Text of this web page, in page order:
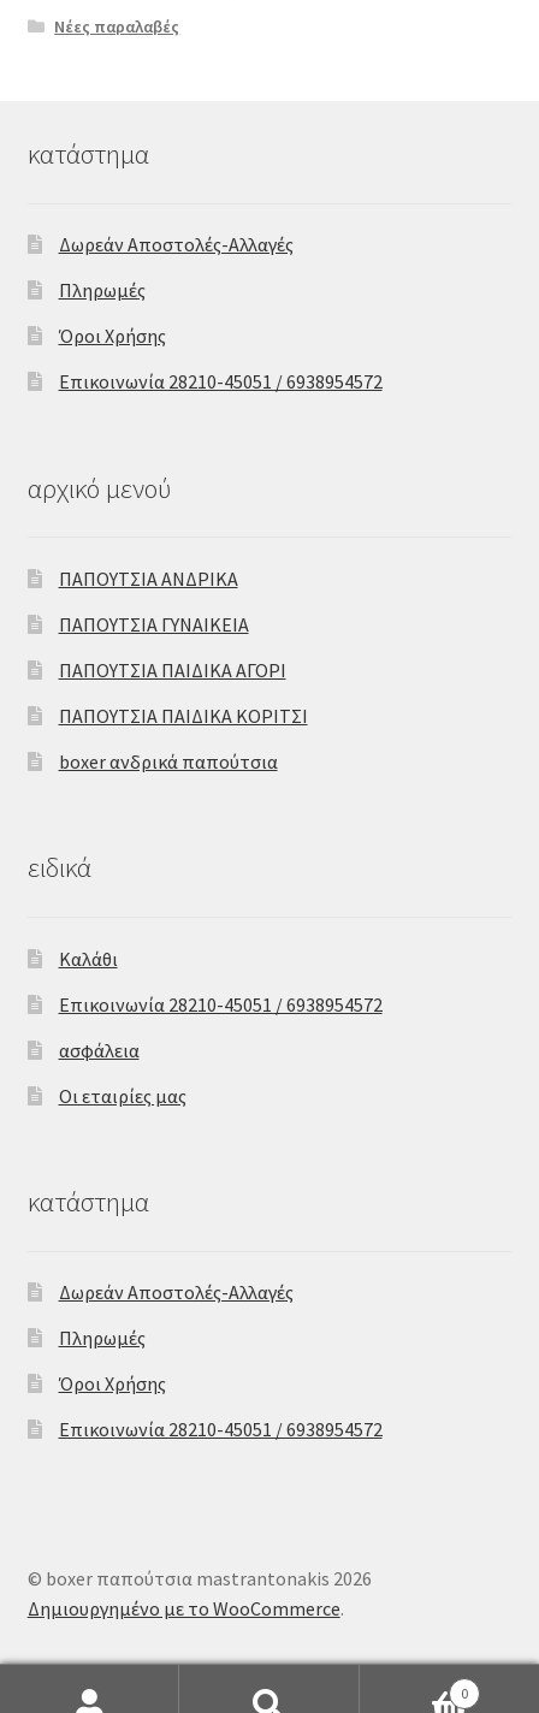
Νέες παραλαβές
κατάστημα
Δωρεάν Αποστολές-Αλλαγές
Πληρωμές
Όροι Χρήσης
Επικοινωνία 28210-45051 / 6938954572
αρχικό μενού
ΠΑΠΟΥΤΣΙΑ ΑΝΔΡΙΚΑ
ΠΑΠΟΥΤΣΙΑ ΓΥΝΑΙΚΕΙΑ
ΠΑΠΟΥΤΣΙΑ ΠΑΙΔΙΚΑ ΑΓΟΡΙ
ΠΑΠΟΥΤΣΙΑ ΠΑΙΔΙΚΑ ΚΟΡΙΤΣΙ
boxer ανδρικά παπούτσια
ειδικά
Καλάθι
Επικοινωνία 28210-45051 / 6938954572
ασφάλεια
Οι εταιρίες μας
κατάστημα
Δωρεάν Αποστολές-Αλλαγές
Πληρωμές
Όροι Χρήσης
Επικοινωνία 28210-45051 / 6938954572
© boxer παπούτσια mastrantonakis 2026
Δημιουργημένο με το WooCommerce.
0